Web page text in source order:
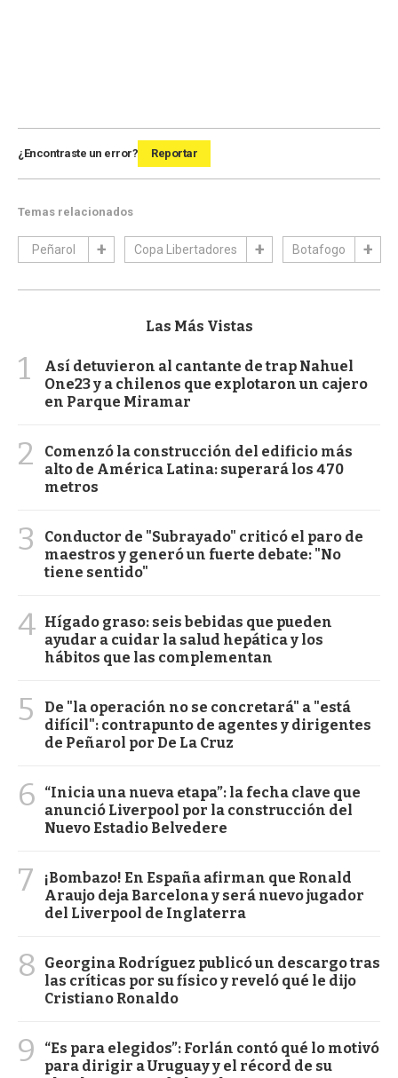
¿Encontraste un error? Reportar
Temas relacionados
Peñarol Copa Libertadores Botafogo
Las Más Vistas
1
Así detuvieron al cantante de trap Nahuel
One23 y a chilenos que explotaron un cajero
en Parque Miramar
2
Comenzó la construcción del edificio más
alto de América Latina: superará los 470
metros
3
Conductor de "Subrayado" criticó el paro de
maestros y generó un fuerte debate: "No
tiene sentido"
4 Hígado graso: seis bebidas que pueden
ayudar a cuidar la salud hepática y los
hábitos que las complementan
5
De "la operación no se concretará" a "está
difícil": contrapunto de agentes y dirigentes
de Peñarol por De La Cruz
6
“Inicia una nueva etapa”: la fecha clave que
anunció Liverpool por la construcción del
Nuevo Estadio Belvedere
7
¡Bombazo! En España afirman que Ronald
Araujo deja Barcelona y será nuevo jugador
del Liverpool de Inglaterra
8
Georgina Rodríguez publicó un descargo tras
las críticas por su físico y reveló qué le dijo
Cristiano Ronaldo
9
“Es para elegidos”: Forlán contó qué lo motivó
para dirigir a Uruguay y el récord de su